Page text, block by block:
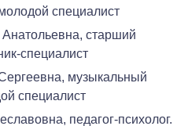
специалист
старший
специалист
музыкальный
специалист
педагог-психолог.